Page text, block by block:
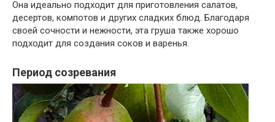
Она идеально подходит для приготовления салатов,
десертов, компотов и других сладких блюд. Благодаря
своей сочности и нежности, эта груша также хорошо
подходит для создания соков и варенья.
Период созревания